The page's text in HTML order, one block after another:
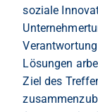
soziale
Lösungen
Ziel des